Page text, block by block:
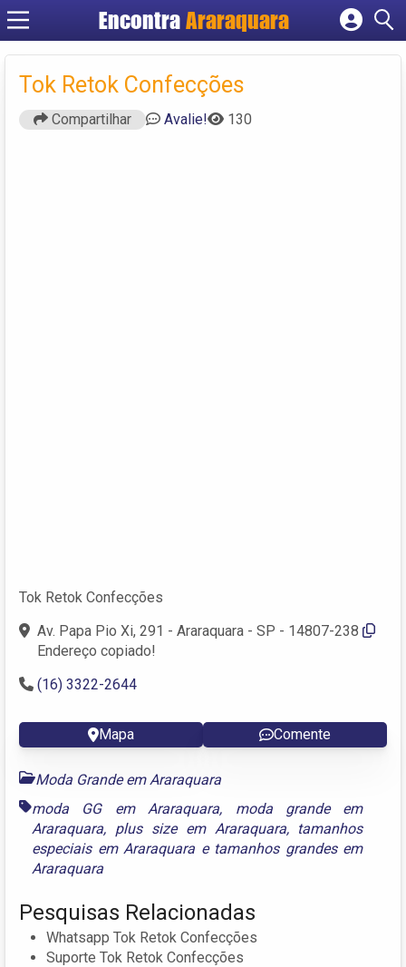
EncontraAraraquara
Cadastrar empresa
Fazer login
Criar conta
Tok Retok Confecções
Compartilhar Avalie! 130
Tok Retok Confecções
Av. Papa Pio Xi, 291 - Araraquara - SP - 14807-238
Endereço copiado!
(16) 3322-2644
Mapa Comente
Moda Grande em Araraquara
moda GG em Araraquara, moda grande em
Araraquara, plus size em Araraquara, tamanhos
especiais em Araraquara e tamanhos grandes em
Araraquara
Pesquisas Relacionadas
Whatsapp Tok Retok Confecções
Suporte Tok Retok Confecções